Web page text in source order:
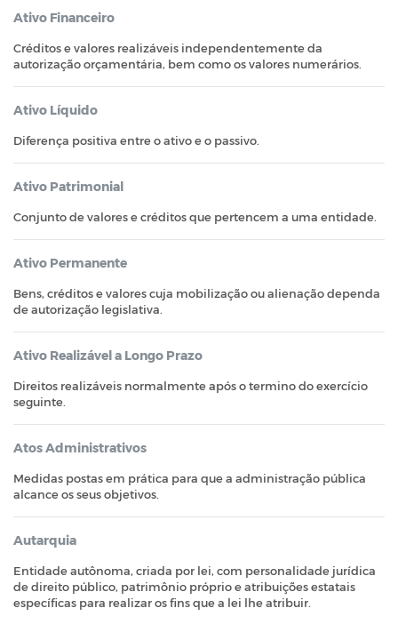
Ativo Financeiro
Créditos e valores realizáveis independentemente da
autorização orçamentária, bem como os valores numerários.
Ativo Líquido
Diferença positiva entre o ativo e o passivo.
Ativo Patrimonial
Conjunto de valores e créditos que pertencem a uma entidade.
Ativo Permanente
Bens, créditos e valores cuja mobilização ou alienação dependa
de autorização legislativa.
Ativo Realizável a Longo Prazo
Direitos realizáveis normalmente após o termino do exercício
seguinte.
Atos Administrativos
Medidas postas em prática para que a administração pública
alcance os seus objetivos.
Autarquia
Entidade autônoma, criada por lei, com personalidade jurídica
de direito público, patrimônio próprio e atribuições estatais
específicas para realizar os fins que a lei lhe atribuir.